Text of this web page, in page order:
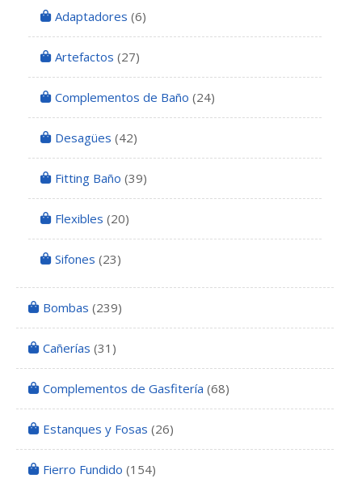
Adaptadores (6)
Artefactos (27)
Complementos de Baño (24)
Desagües (42)
Fitting Baño (39)
Flexibles (20)
Sifones (23)
Bombas (239)
Cañerías (31)
Complementos de Gasfitería (68)
Estanques y Fosas (26)
Fierro Fundido (154)